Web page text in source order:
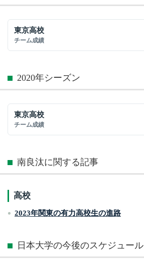
東京高校
チーム成績
2020年シーズン
東京高校
チーム成績
南良汰に関する記事
高校
2023年関東の有力高校生の進路
日本大学の今後のスケジュール